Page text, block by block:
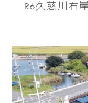
R6久慈川右